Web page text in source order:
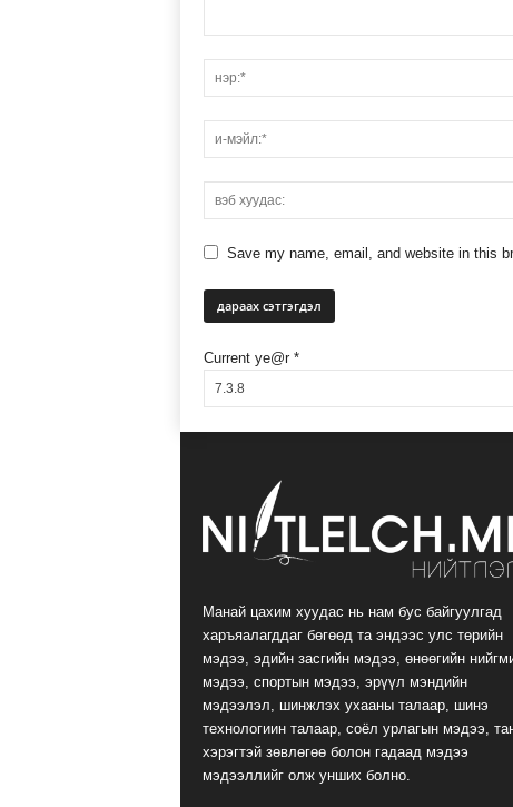
Save my name, email, and website in this
Current ye@r *
Манай цахим хуудас нь нам бус байгуулгад
харъяалагддаг бөгөөд та эндээс улс төрийн
мэдээ, эдийн засгийн мэдээ, өнөөгийн
мэдээ, спортын мэдээ, эрүүл мэндийн
мэдээлэл, шинжлэх ухааны талаар, шинэ
технологиин талаар, соёл урлагын мэдээ,
хэрэгтэй зөвлөгөө болон гадаад мэдээ
мэдээллийг олж унших болно.